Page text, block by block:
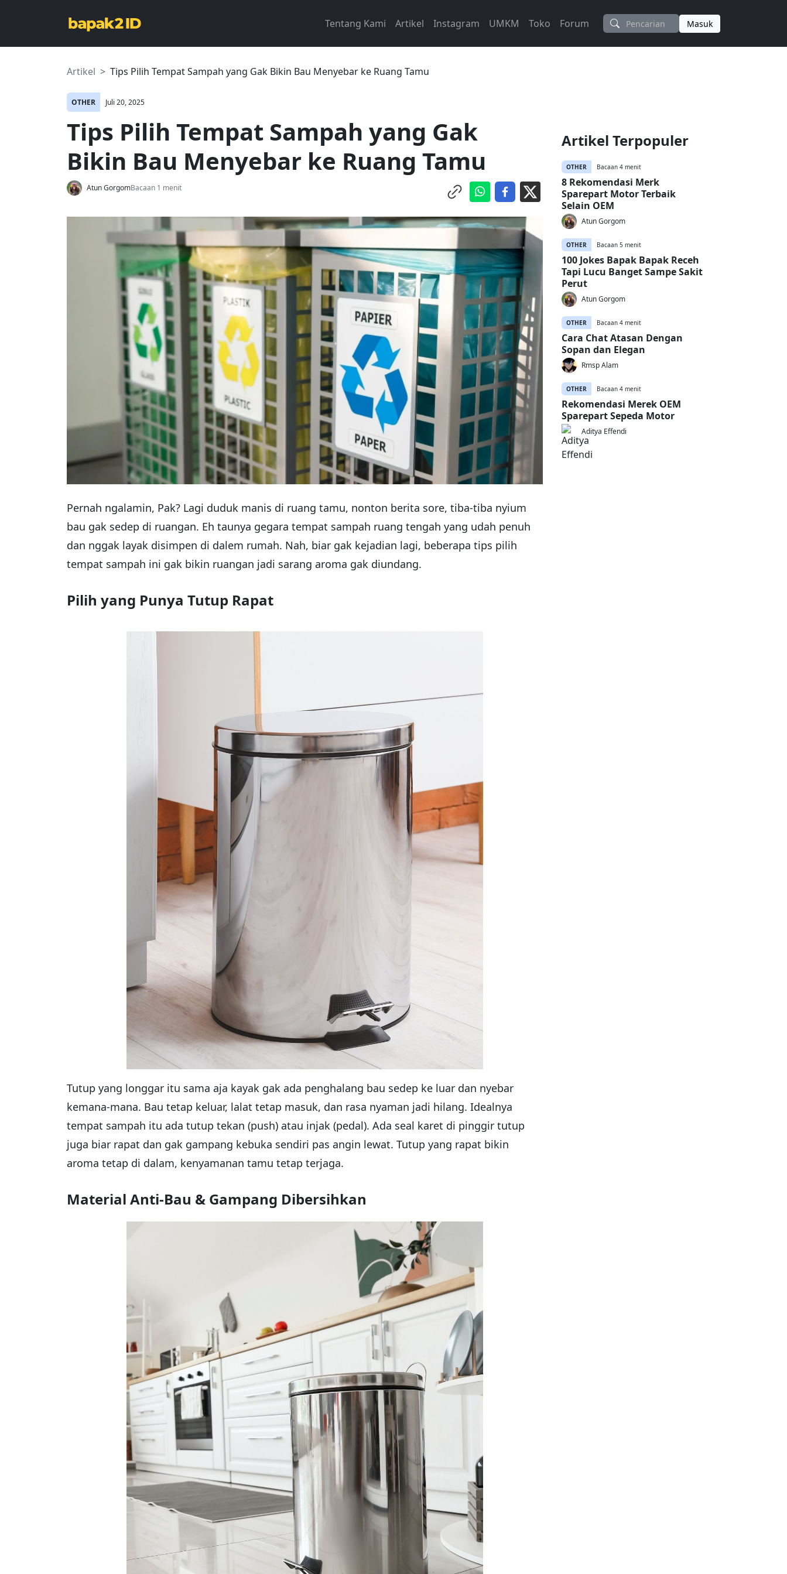
Tentang Kami Artikel Instagram UMKM Toko Forum Masuk
Artikel Tips Pilih Tempat Sampah yang Gak Bikin Bau Menyebar ke Ruang Tamu
OTHER Juli 20, 2025
Tips Pilih Tempat Sampah yang Gak
Bikin Bau Menyebar ke Ruang Tamu
Atun GorgomBacaan 1 menit
Pernah ngalamin, Pak? Lagi duduk manis di ruang tamu, nonton berita sore, tiba-tiba nyium
bau gak sedep di ruangan. Eh taunya gegara tempat sampah ruang tengah yang udah penuh
dan nggak layak disimpen di dalem rumah. Nah, biar gak kejadian lagi, beberapa tips pilih
tempat sampah ini gak bikin ruangan jadi sarang aroma gak diundang.
Pilih yang Punya Tutup Rapat
Tutup yang longgar itu sama aja kayak gak ada penghalang bau sedep ke luar dan nyebar
kemana-mana. Bau tetap keluar, lalat tetap masuk, dan rasa nyaman jadi hilang. Idealnya
tempat sampah itu ada tutup tekan (push) atau injak (pedal). Ada seal karet di pinggir tutup
juga biar rapat dan gak gampang kebuka sendiri pas angin lewat. Tutup yang rapat bikin
aroma tetap di dalam, kenyamanan tamu tetap terjaga.
Material Anti-Bau & Gampang Dibersihkan
Artikel Terpopuler
OTHER Bacaan 4 menit
8 Rekomendasi Merk
Sparepart Motor Terbaik
Selain OEM
Atun Gorgom
OTHER Bacaan 5 menit
100 Jokes Bapak Bapak Receh
Tapi Lucu Banget Sampe Sakit
Perut
Atun Gorgom
OTHER Bacaan 4 menit
Cara Chat Atasan Dengan
Sopan dan Elegan
Rmsp Alam
OTHER Bacaan 4 menit
Rekomendasi Merek OEM
Sparepart Sepeda Motor
Aditya Effendi